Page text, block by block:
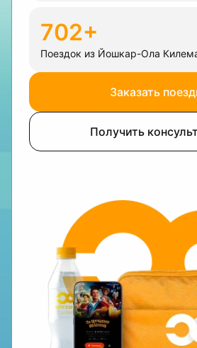
702+
Поездок из Йошкар-Ола
Заказать
Получить